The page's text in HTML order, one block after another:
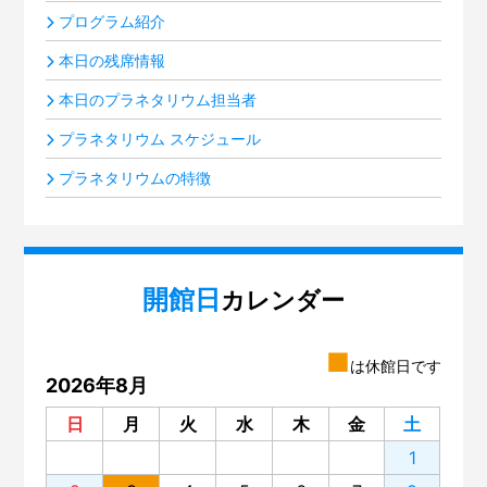
プログラム紹介
本日の残席情報
本日のプラネタリウム担当者
プラネタリウム スケジュール
プラネタリウムの特徴
開館日 カレンダー
■は休館日です
2026年8月
日 月 火 水 木 金
土
1